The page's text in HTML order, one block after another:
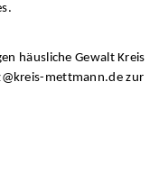
häusliche Gewalt Kreis
mettmann.de zur